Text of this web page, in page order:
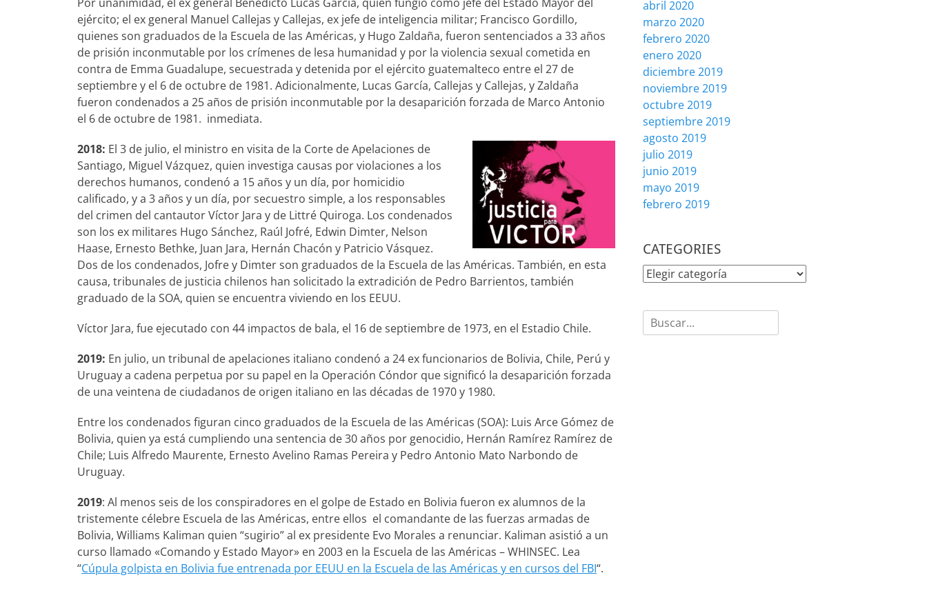
ejército; el ex general Manuel Callejas y Callejas, ex jefe de inteligencia militar; Francisco Gordillo,
quienes son graduados de la Escuela de las Américas, y Hugo Zaldaña, fueron sentenciados a 33 años
de prisión inconmutable por los crímenes de lesa humanidad y por la violencia sexual cometida en
contra de Emma Guadalupe, secuestrada y detenida por el ejército guatemalteco entre el 27 de
septiembre y el 6 de octubre de 1981. Adicionalmente, Lucas García, Callejas y Callejas, y Zaldaña
fueron condenados a 25 años de prisión inconmutable por la desaparición forzada de Marco Antonio
el 6 de octubre de 1981. inmediata.
2018: El 3 de julio, el ministro en visita de la Corte de Apelaciones de
Santiago, Miguel Vázquez, quien investiga causas por violaciones a los
derechos humanos, condenó a 15 años y un día, por homicidio
calificado, y a 3 años y un día, por secuestro simple, a los responsables
del crimen del cantautor Víctor Jara y de Littré Quiroga. Los condenados
son los ex militares Hugo Sánchez, Raúl Jofré, Edwin Dimter, Nelson
Haase, Ernesto Bethke, Juan Jara, Hernán Chacón y Patricio Vásquez.
Dos de los condenados, Jofre y Dimter son graduados de la Escuela de las Américas. También, en esta
causa, tribunales de justicia chilenos han solicitado la extradición de Pedro Barrientos, también
graduado de la SOA, quien se encuentra viviendo en los EEUU.
Víctor Jara, fue ejecutado con 44 impactos de bala, el 16 de septiembre de 1973, en el Estadio Chile.
2019: En julio, un tribunal de apelaciones italiano condenó a 24 ex funcionarios de Bolivia, Chile, Perú y
Uruguay a cadena perpetua por su papel en la Operación Cóndor que significó la desaparición forzada
de una veintena de ciudadanos de origen italiano en las décadas de 1970 y 1980.
Entre los condenados figuran cinco graduados de la Escuela de las Américas (SOA): Luis Arce Gómez de
Bolivia, quien ya está cumpliendo una sentencia de 30 años por genocidio, Hernán Ramírez Ramírez de
Chile; Luis Alfredo Maurente, Ernesto Avelino Ramas Pereira y Pedro Antonio Mato Narbondo de
Uruguay.
2019: Al menos seis de los conspiradores en el golpe de Estado en Bolivia fueron ex alumnos de la
tristemente célebre Escuela de las Américas, entre ellos el comandante de las fuerzas armadas de
Bolivia, Williams Kaliman quien “sugirio” al ex presidente Evo Morales a renunciar. Kaliman asistió a un
curso llamado «Comando y Estado Mayor» en 2003 en la Escuela de las Américas – WHINSEC. Lea
“Cúpula golpista en Bolivia fue entrenada por EEUU en la Escuela de las Américas y en cursos del FBI“.
abril 2020
marzo 2020
febrero 2020
enero 2020
diciembre 2019
noviembre 2019
octubre 2019
septiembre 2019
agosto 2019
julio 2019
junio 2019
mayo 2019
febrero 2019
CATEGORIES
CATEGORIES
Buscar: